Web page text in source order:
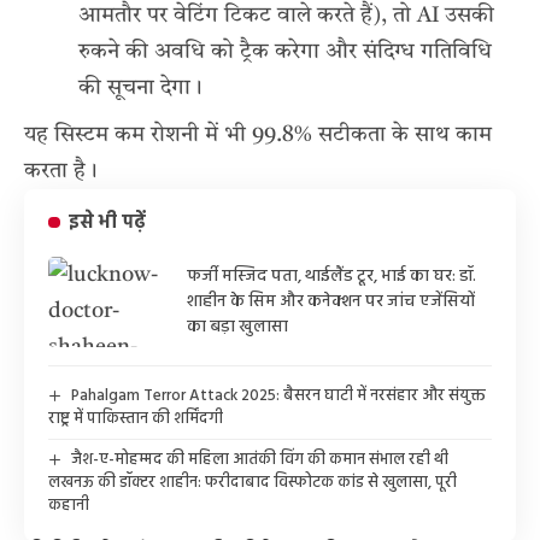
आमतौर पर वेटिंग टिकट वाले करते हैं), तो AI उसकी
रुकने की अवधि को ट्रैक करेगा और संदिग्ध गतिविधि
की सूचना देगा।
यह सिस्टम कम रोशनी में भी 99.8% सटीकता के साथ काम
करता है।
इसे भी पढ़ें
फर्जी मस्जिद पता, थाईलैंड टूर, भाई का घर: डॉ.
शाहीन के सिम और कनेक्शन पर जांच एजेंसियों
का बड़ा खुलासा
Pahalgam Terror Attack 2025: बैसरन घाटी में नरसंहार और संयुक्त
राष्ट्र में पाकिस्तान की शर्मिंदगी
जैश-ए-मोहम्मद की महिला आतंकी विंग की कमान संभाल रही थी
लखनऊ की डॉक्टर शाहीन: फरीदाबाद विस्फोटक कांड से खुलासा, पूरी
कहानी